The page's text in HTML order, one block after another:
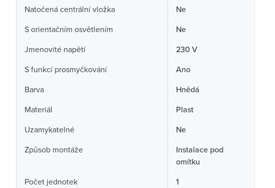
Natočená centrální vložka
Ne
S orientačním osvětlením
Ne
Jmenovité napětí
230 V
S funkcí prosmyčkování
Ano
Barva
Hnědá
Materiál
Plast
Uzamykatelné
Ne
Způsob montáže
Instalace pod
omítku
Počet jednotek
1